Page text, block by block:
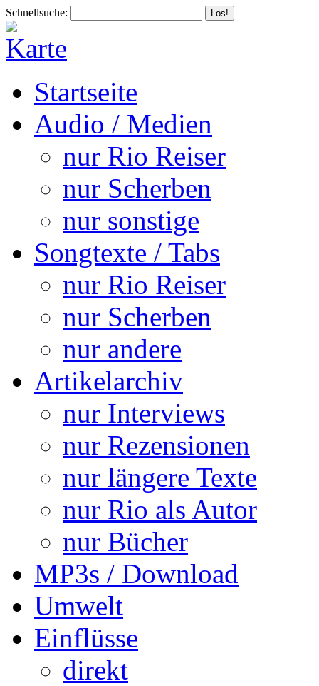
Schnellsuche:
Startseite
Audio / Medien
nur Rio Reiser
nur Scherben
nur sonstige
Songtexte / Tabs
nur Rio Reiser
nur Scherben
nur andere
Artikelarchiv
nur Interviews
nur Rezensionen
nur längere Texte
nur Rio als Autor
nur Bücher
MP3s / Download
Umwelt
Einflüsse
direkt